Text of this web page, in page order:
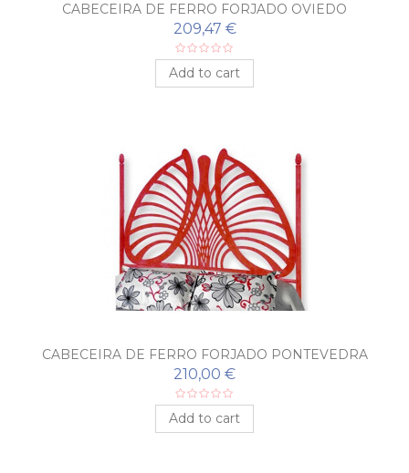
CABECEIRA DE FERRO FORJADO OVIEDO
209,47 €
Add to cart
CABECEIRA DE FERRO FORJADO PONTEVEDRA
210,00 €
Add to cart